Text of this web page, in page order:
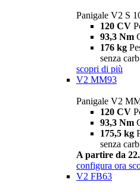
Panigale V2 S
120 CV
93,3 Nm
176 kg
senza
scopri di più
V2 MM93
Panigale V2
120 CV
93,3 Nm
175,5 kg
senza
A partire da
configura ora
V2 FB63